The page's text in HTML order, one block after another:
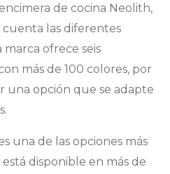
de cocina Neolith,
las diferentes
marca ofrece seis
más de 100 colores, por
una opción que se adapte
una de las opciones más
disponible en más de